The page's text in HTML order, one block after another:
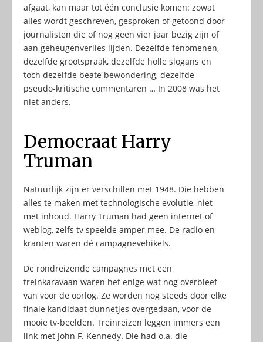
afgaat, kan maar tot één conclusie komen: zowat
alles wordt geschreven, gesproken of getoond door
journalisten die of nog geen vier jaar bezig zijn of
aan geheugenverlies lijden. Dezelfde fenomenen,
dezelfde grootspraak, dezelfde holle slogans en
toch dezelfde beate bewondering, dezelfde
pseudo-kritische commentaren … In 2008 was het
niet anders.
Democraat Harry
Truman
Natuurlijk zijn er verschillen met 1948. Die hebben
alles te maken met technologische evolutie, niet
met inhoud. Harry Truman had geen internet of
weblog, zelfs tv speelde amper mee. De radio en
kranten waren dé campagnevehikels.
De rondreizende campagnes met een
treinkaravaan waren het enige wat nog overbleef
van voor de oorlog. Ze worden nog steeds door elke
finale kandidaat dunnetjes overgedaan, voor de
mooie tv-beelden. Treinreizen leggen immers een
link met John F. Kennedy. Die had o.a. die